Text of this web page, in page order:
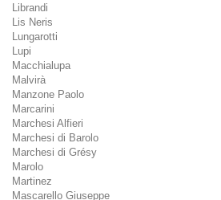
Librandi
Lis Neris
Lungarotti
Lupi
Macchialupa
Malvirà
Manzone Paolo
Marcarini
Marchesi Alfieri
Marchesi di Barolo
Marchesi di Grésy
Marolo
Martinez
Mascarello Giuseppe